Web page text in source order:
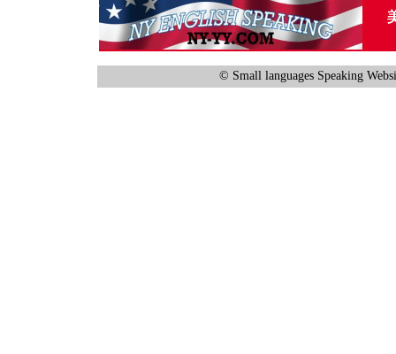
© Small languages Speaking